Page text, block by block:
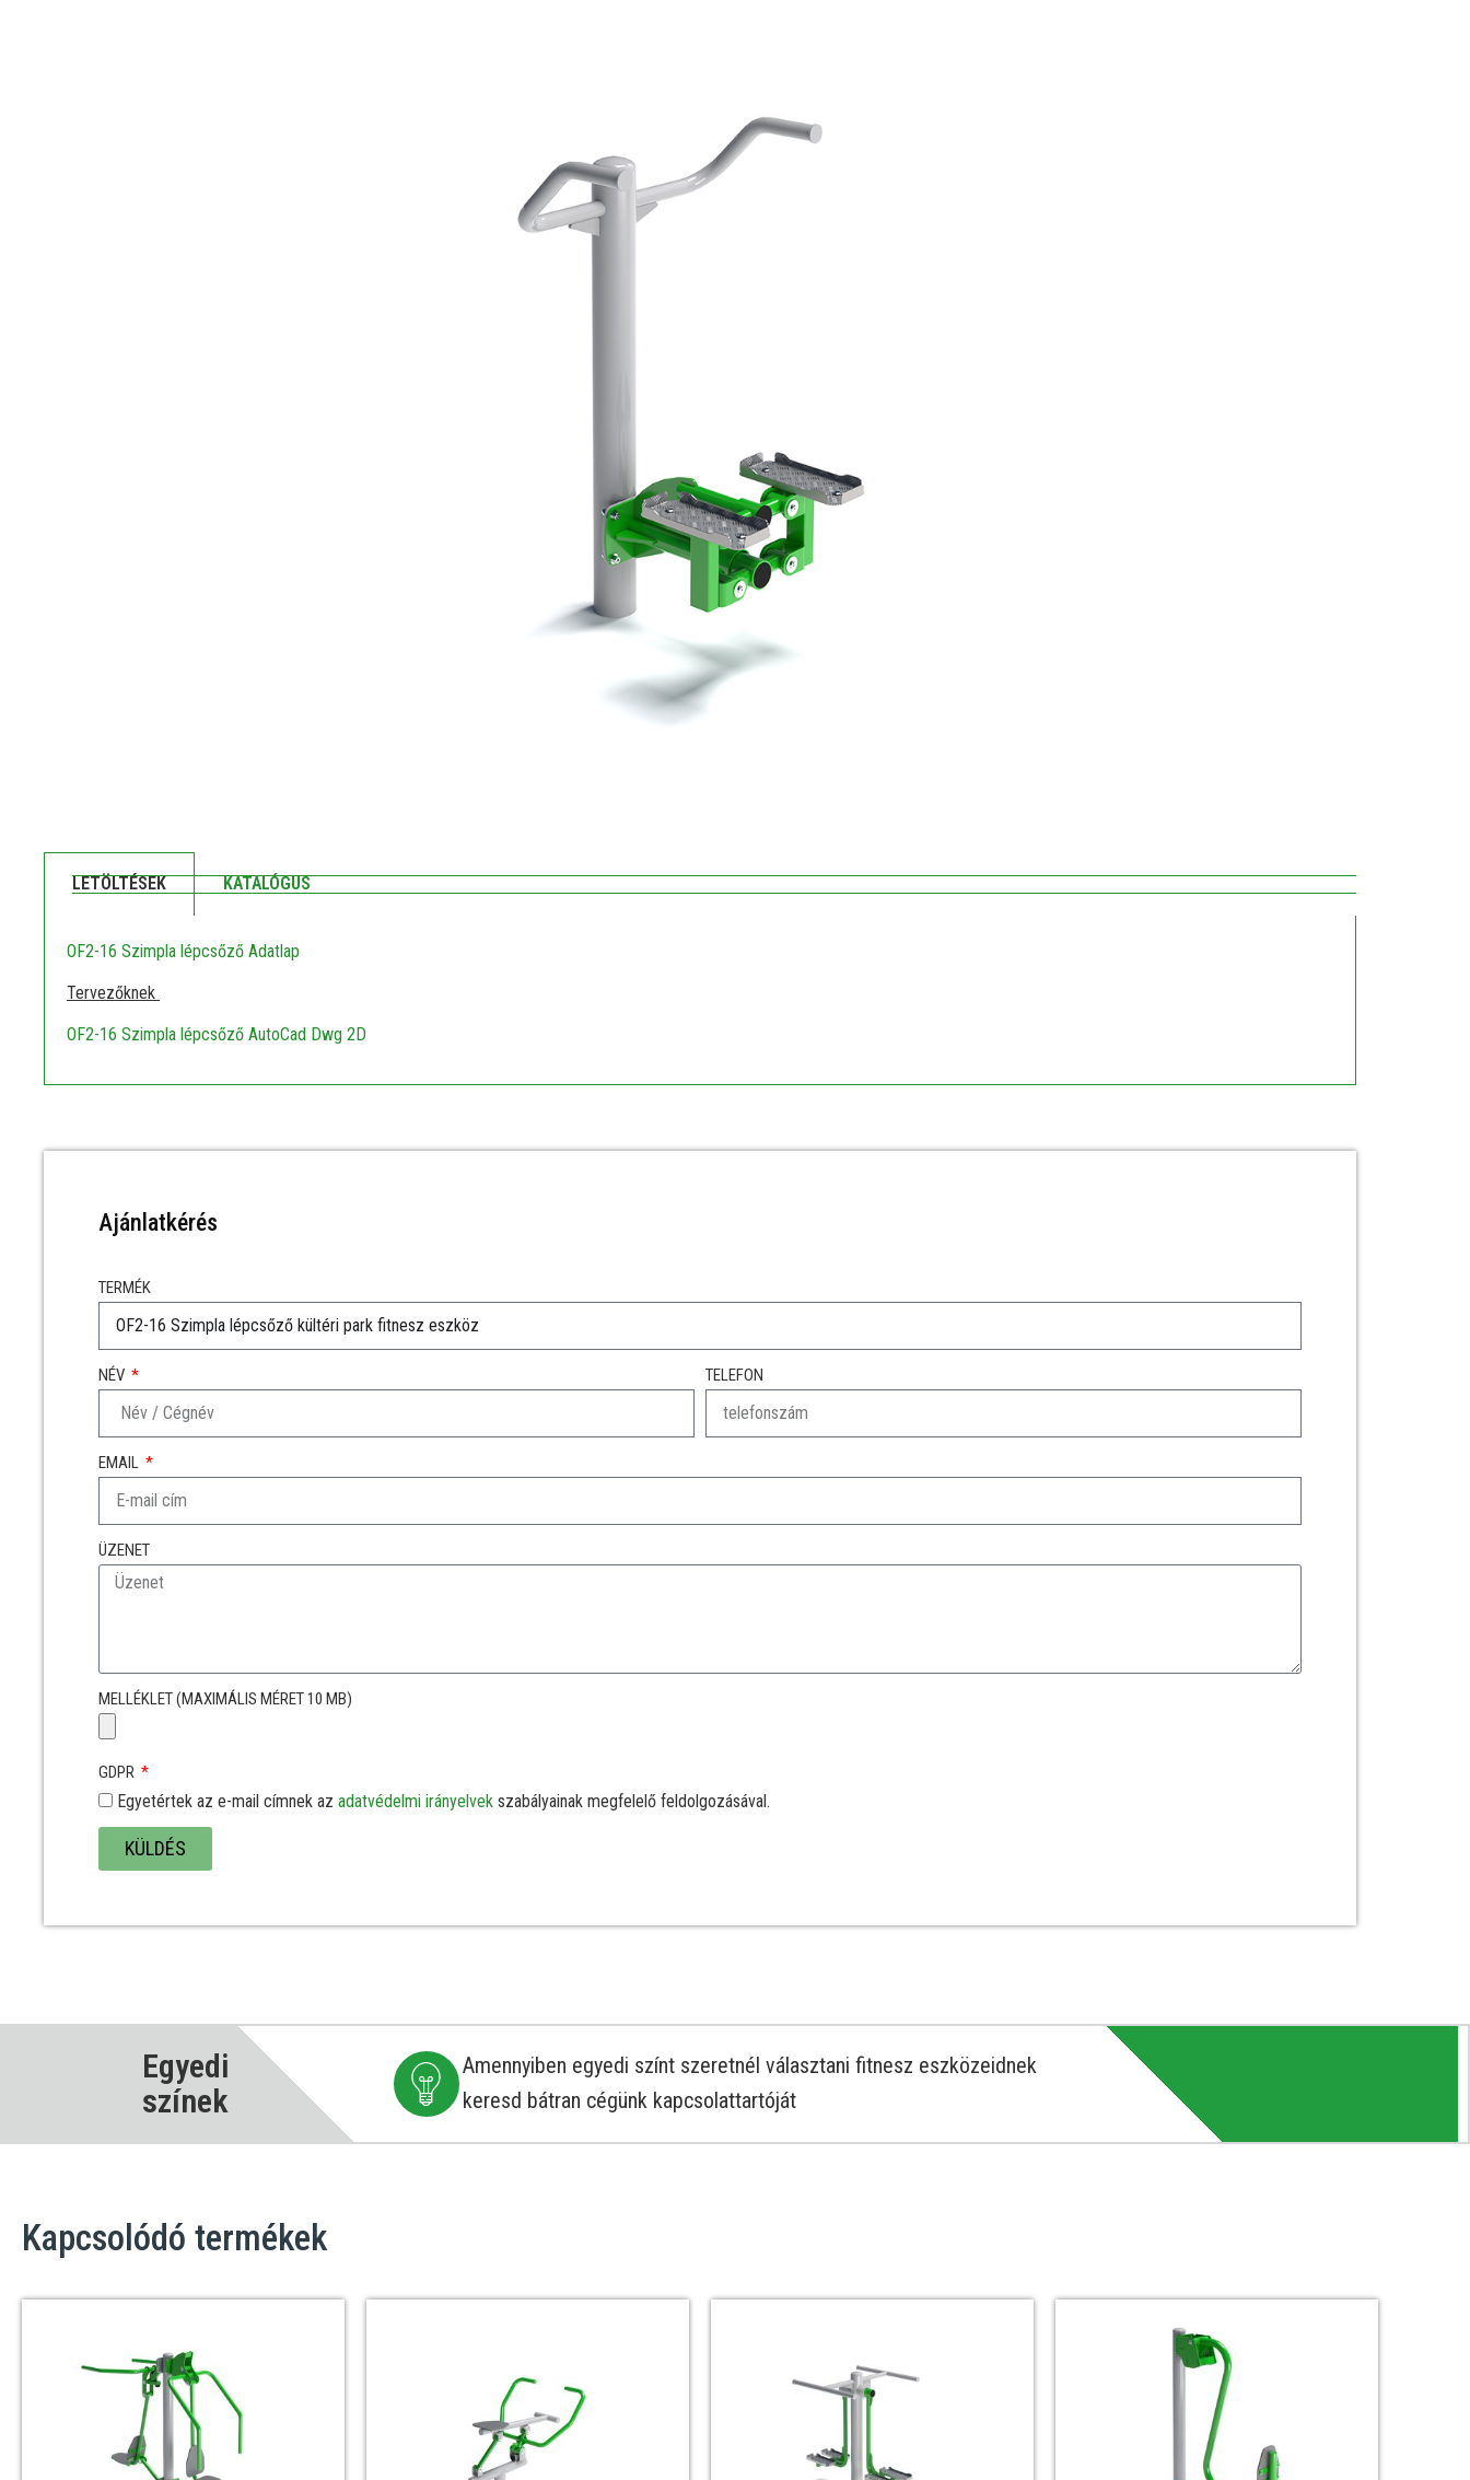
LETÖLTÉSEK KATALÓGUS
OF2-16 Szimpla lépcsőző Adatlap
Tervezőknek
OF2-16 Szimpla lépcsőző AutoCad Dwg 2D
Ajánlatkérés
TERMÉK
NÉV TELEFON
EMAIL
ÜZENET
MELLÉKLET (MAXIMÁLIS MÉRET 10 MB)
GDPR
Egyetértek az e-mail címnek az adatvédelmi irányelvek szabályainak megfelelő feldolgozásával.
KÜLDÉS
Egyedi
színek
Amennyiben egyedi színt szeretnél választani fitnesz eszközeidnek
keresd bátran cégünk kapcsolattartóját
Kapcsolódó termékek